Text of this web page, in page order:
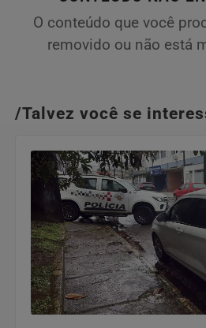
O conteúdo que você
removido ou não está
/Talvez você se